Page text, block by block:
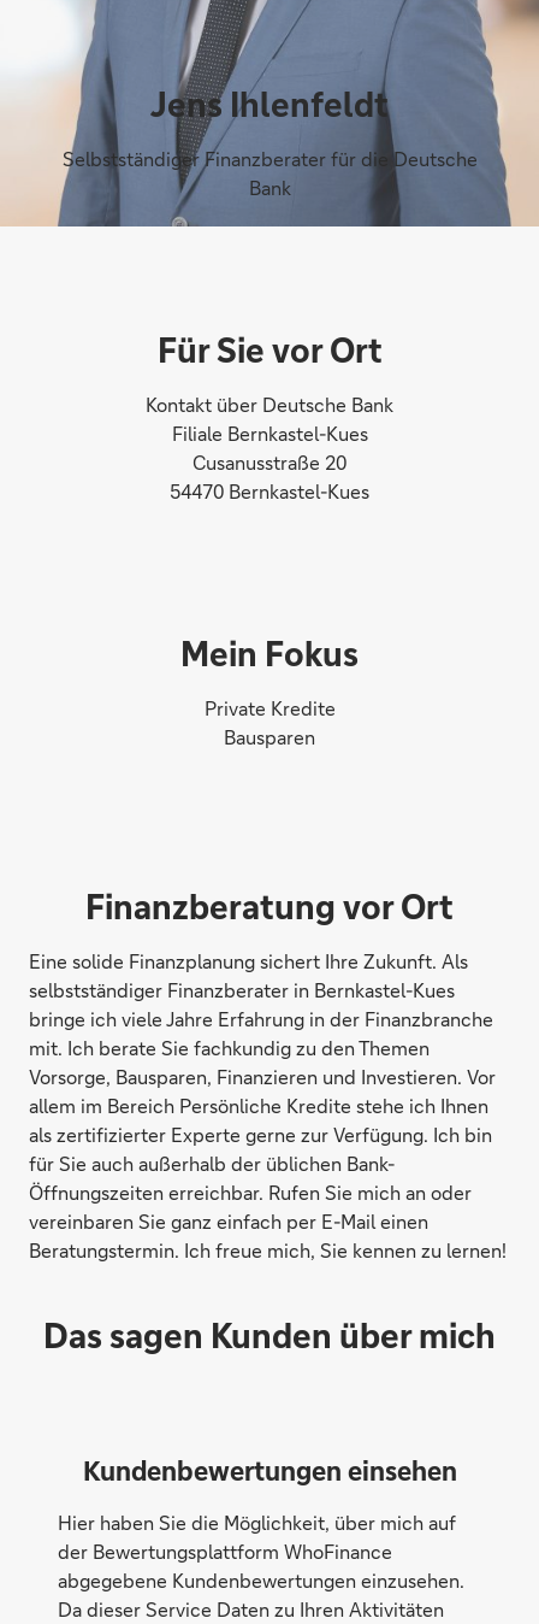
Jens Ihlenfeldt
Selbstständiger Finanzberater für die Deutsche
Bank
Für Sie vor Ort
Kontakt über Deutsche Bank
Filiale Bernkastel-Kues
Cusanusstraße 20
54470 Bernkastel-Kues
Mein Fokus
Private Kredite
Bausparen
Finanzberatung vor Ort
Eine solide Finanzplanung sichert Ihre Zukunft. Als
selbstständiger Finanzberater in Bernkastel-Kues
bringe ich viele Jahre Erfahrung in der Finanzbranche
mit. Ich berate Sie fachkundig zu den Themen
Vorsorge, Bausparen, Finanzieren und Investieren. Vor
allem im Bereich Persönliche Kredite stehe ich Ihnen
als zertifizierter Experte gerne zur Verfügung. Ich bin
für Sie auch außerhalb der üblichen Bank-
Öffnungszeiten erreichbar. Rufen Sie mich an oder
vereinbaren Sie ganz einfach per E-Mail einen
Beratungstermin. Ich freue mich, Sie kennen zu lernen!
Das sagen Kunden über mich
Kundenbewertungen einsehen
Hier haben Sie die Möglichkeit, über mich auf
der Bewertungsplattform WhoFinance
abgegebene Kundenbewertungen einzusehen.
Da dieser Service Daten zu Ihren Aktivitäten